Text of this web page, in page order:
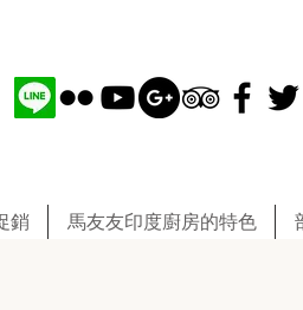
銷 馬友友印度廚房的特色